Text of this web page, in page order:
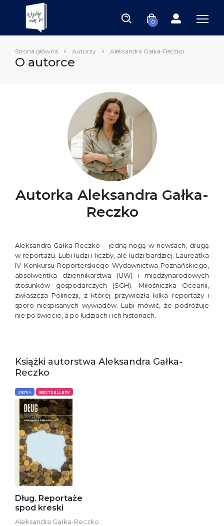
0
Strona główna Autorzy Aleksandra Gałka-Reczko
O autorce
Autorka Aleksandra Gałka-
Reczko
Aleksandra Gałka-Reczko – jedną nogą w newsach, drugą
w reportażu. Lubi ludzi i liczby, ale ludzi bardziej. Laureatka
IV Konkursu Reporterskiego Wydawnictwa Poznańskiego,
absolwentka dziennikarstwa (UW) i międzynarodowych
stosunków gospodarczych (SGH). Miłośniczka Oceanii,
zwłaszcza Polinezji, z której przywiozła kilka reportaży i
sporo niespisanych wywiadów. Lubi mówić, że podróżuje
nie po świecie, a po ludziach i ich historiach.
Książki autorstwa Aleksandra Gałka-
Reczko
SERIA BESTSELLERY
Dług. Reportaże
spod kreski
Aleksandra Gałka-Reczko